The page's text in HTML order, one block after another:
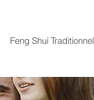
Feng Shui Traditionnel